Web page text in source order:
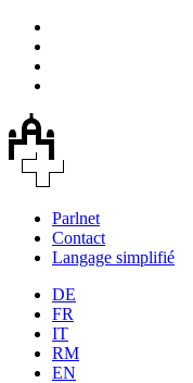
Parlnet
Contact
Langage simplifié
DE
FR
IT
RM
EN